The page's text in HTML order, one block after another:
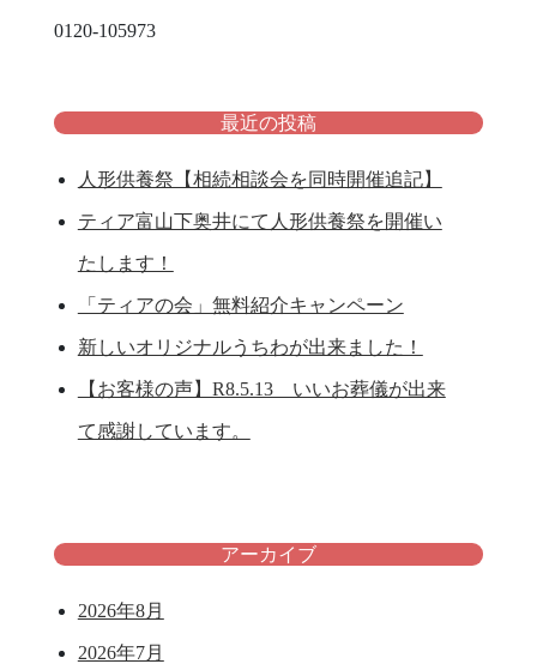
0120-105973
最近の投稿
人形供養祭【相続相談会を同時開催追記】
ティア富山下奥井にて人形供養祭を開催い
たします！
「ティアの会」無料紹介キャンペーン
新しいオリジナルうちわが出来ました！
【お客様の声】R8.5.13 いいお葬儀が出来
て感謝しています。
アーカイブ
2026年8月
2026年7月